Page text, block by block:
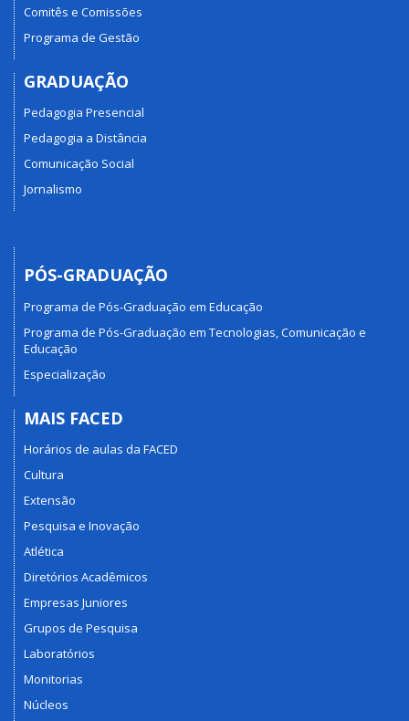
Comitês e Comissões
Programa de Gestão
GRADUAÇÃO
Pedagogia Presencial
Pedagogia a Distância
Comunicação Social
Jornalismo
PÓS-GRADUAÇÃO
Programa de Pós-Graduação em Educação
Programa de Pós-Graduação em Tecnologias, Comunicação e
Educação
Especialização
MAIS FACED
Horários de aulas da FACED
Cultura
Extensão
Pesquisa e Inovação
Atlética
Diretórios Acadêmicos
Empresas Juniores
Grupos de Pesquisa
Laboratórios
Monitorias
Núcleos